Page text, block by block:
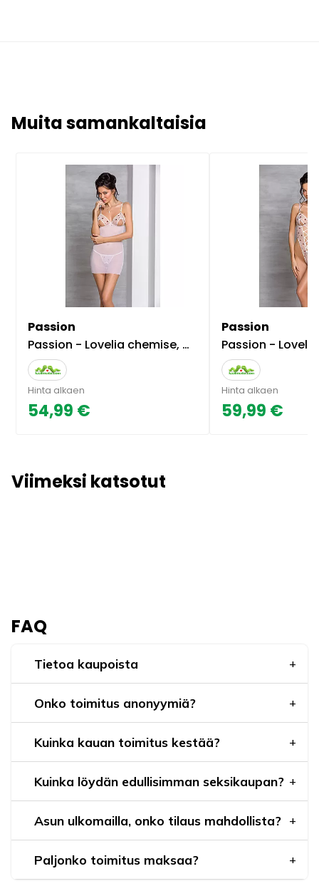
Muita samankaltaisia
Passion
Passion - Lovelia chemise, white
Hinta alkaen
54,99 €
Passion
Passion - Lovelia
Hinta alkaen
59,99 €
Viimeksi katsotut
FAQ
Tietoa kaupoista
Onko toimitus anonyymiä?
Kuinka kauan toimitus kestää?
Kuinka löydän edullisimman seksikaupan?
Asun ulkomailla, onko tilaus mahdollista?
Paljonko toimitus maksaa?